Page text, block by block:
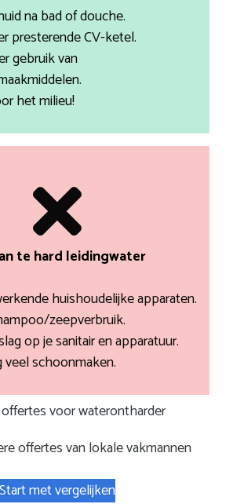
na bad of douche.
presterende CV-ketel.
gebruik van
het milieu!
te hard leidingwater
huishoudelijke apparaten.
zeepverbruik.
op je sanitair en apparatuur.
veel schoonmaken.
voor waterontharder
offertes van lokale vakmannen
Start met vergelijken